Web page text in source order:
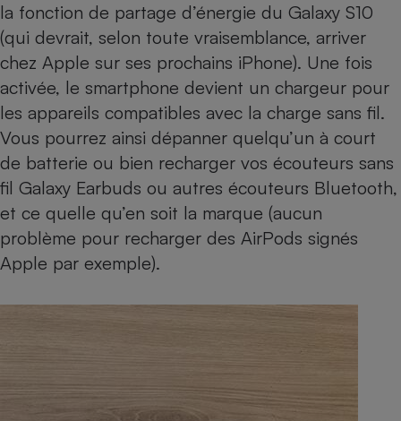
la fonction de partage d’énergie du Galaxy S10
(qui devrait, selon toute vraisemblance, arriver
chez Apple sur ses prochains iPhone). Une fois
activée, le smartphone devient un chargeur pour
les appareils compatibles avec la charge sans fil.
Vous pourrez ainsi dépanner quelqu’un à court
de batterie ou bien recharger vos écouteurs sans
fil Galaxy Earbuds ou autres écouteurs Bluetooth,
et ce quelle qu’en soit la marque (aucun
problème pour recharger des AirPods signés
Apple par exemple).